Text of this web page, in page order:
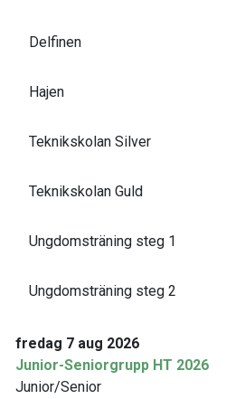
Delfinen
Hajen
Teknikskolan Silver
Teknikskolan Guld
Ungdomsträning steg 1
Ungdomsträning steg 2
fredag 7 aug 2026
Junior-Seniorgrupp HT 2026
Junior/Senior